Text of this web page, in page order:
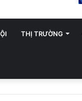
THỊ TRƯỜNG